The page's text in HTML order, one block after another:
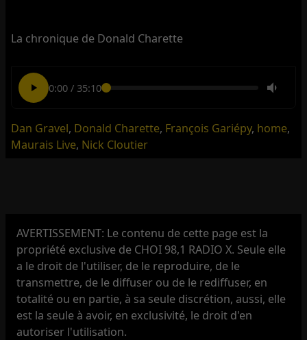
La chronique de Donald Charette
0:00/ 35:10
Dan Gravel, Donald Charette, François Gariépy, home,
Maurais Live, Nick Cloutier
AVERTISSEMENT: Le contenu de cette page est la
propriété exclusive de CHOI 98,1 RADIO X. Seule elle
a le droit de l'utiliser, de le reproduire, de le
transmettre, de le diffuser ou de le rediffuser, en
totalité ou en partie, à sa seule discrétion, aussi, elle
est la seule à avoir, en exclusivité, le droit d'en
autoriser l'utilisation.